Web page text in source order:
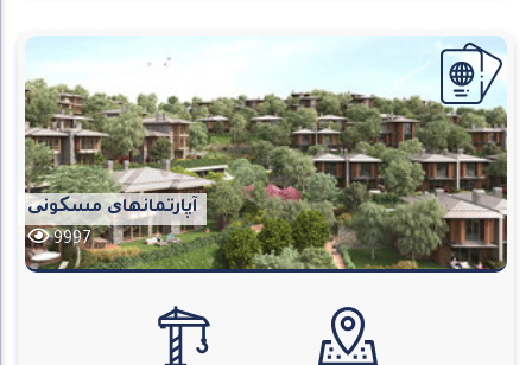
آپارتمانهای مسکونی
9997